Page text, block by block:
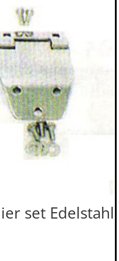
set Edelstahl